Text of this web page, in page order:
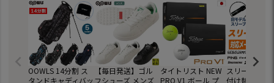
OOWLS 14分割 ス
タンドキャディバッ
【毎日発送】ゴル
フシューズ メンズ
タイトリスト NEW
PRO V1 ボール プ
スリーブ交換
付け替え お持